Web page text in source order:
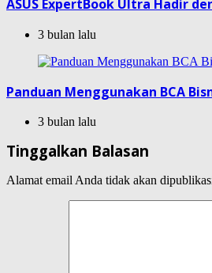
ASUS ExpertBook Ultra Hadir
3 bulan lalu
Panduan Menggunakan BCA
3 bulan lalu
Tinggalkan Balasan
Alamat email Anda tidak akan